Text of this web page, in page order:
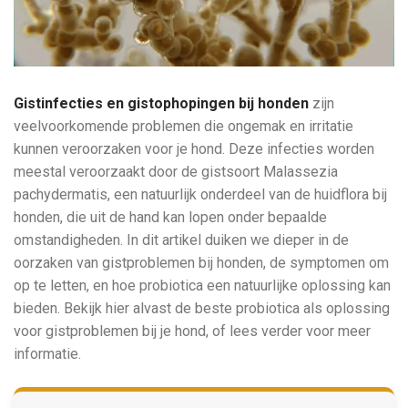
Gistinfecties en gistophopingen bij honden zijn
veelvoorkomende problemen die ongemak en irritatie
kunnen veroorzaken voor je hond. Deze infecties worden
meestal veroorzaakt door de gistsoort Malassezia
pachydermatis, een natuurlijk onderdeel van de huidflora bij
honden, die uit de hand kan lopen onder bepaalde
omstandigheden. In dit artikel duiken we dieper in de
oorzaken van gistproblemen bij honden, de symptomen om
op te letten, en hoe probiotica een natuurlijke oplossing kan
bieden. Bekijk hier alvast de beste probiotica als oplossing
voor gistproblemen bij je hond, of lees verder voor meer
informatie.